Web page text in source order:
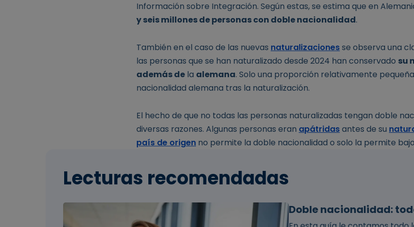
Información sobre Integración. Según estas, se estima que en
y seis millones de personas con doble nacionalidad.
También en el caso de las nuevas naturalizacionesse observa una
las personas que se han naturalizado desde 2024 han conservado su
además de la alemana. Solo una proporción relativamente
nacionalidad alemana tras la naturalización.
El hecho de que no todas las personas naturalizadas tengan doble
diversas razones. Algunas personas eran apátridasantes de su
país de origen no permite la doble nacionalidad o solo la permite
Lecturas recomendadas
Doble nacionalidad: